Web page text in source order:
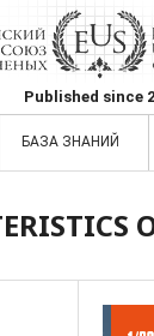
Published since
БАЗА ЗНАНИЙ